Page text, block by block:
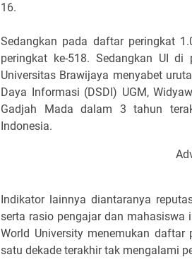
16.
Sedangkan pada daftar peringkat
peringkat ke-518. Sedangkan UI
Universitas Brawijaya menyabet
Daya Informasi (DSDI) UGM,
Gadjah Mada dalam 3 tahun
Indonesia.
Indikator lainnya diantaranya
serta rasio pengajar dan mahasiswa
World University menemukan
satu dekade terakhir tak mengalami